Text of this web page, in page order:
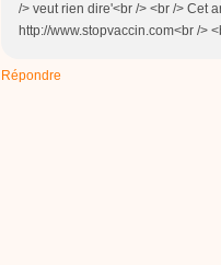
/> veut rien dire'<br /> <br /> Cet
http://www.stopvaccin.com<br />
Répondre